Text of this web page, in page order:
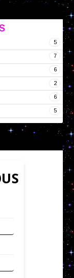
5
7
6
2
6
5